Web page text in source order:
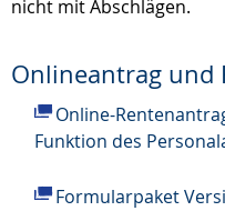
nicht mit Abschlägen.
Onlineantrag und
Online-
Funktion des
Formularpaket